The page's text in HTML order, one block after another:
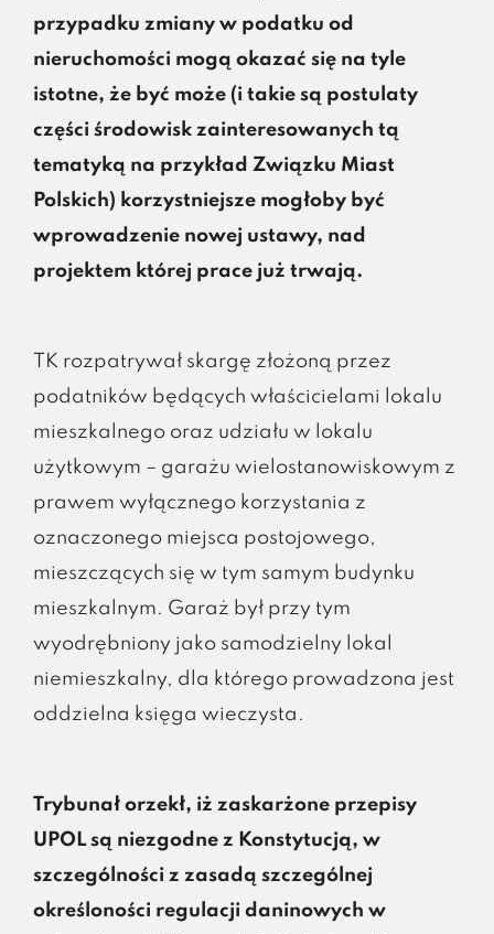
przypadku zmiany w podatku od
nieruchomości mogą okazać się na tyle
istotne, że być może (i takie są postulaty
części środowisk zainteresowanych tą
tematyką na przykład Związku Miast
Polskich) korzystniejsze mogłoby być
wprowadzenie nowej ustawy, nad
projektem której prace już trwają.
TK rozpatrywał skargę złożoną przez
podatników będących właścicielami lokalu
mieszkalnego oraz udziału w lokalu
użytkowym – garażu wielostanowiskowym z
prawem wyłącznego korzystania z
oznaczonego miejsca postojowego,
mieszczących się w tym samym budynku
mieszkalnym. Garaż był przy tym
wyodrębniony jako samodzielny lokal
niemieszkalny, dla którego prowadzona jest
oddzielna księga wieczysta.
Trybunał orzekł, iż zaskarżone przepisy
UPOL są niezgodne z Konstytucją, w
szczególności z zasadą szczególnej
określoności regulacji daninowych w